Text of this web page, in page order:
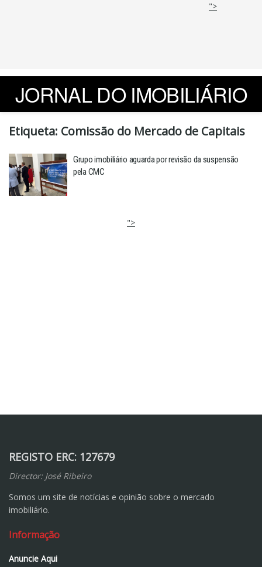
">
JORNAL DO IMOBILIÁRIO
Etiqueta: Comissão do Mercado de Capitais
Grupo imobiliário aguarda por revisão da suspensão
pela CMC
">
REGISTO ERC: 127679
Director: José Ribeiro
Somos um site de notícias e opinião sobre o mercado
imobiliário.
Informação
Anuncie Aqui